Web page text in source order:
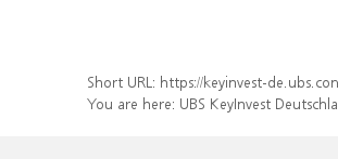
Short URL: https://keyinvest-
You are here: UBS KeyInvest